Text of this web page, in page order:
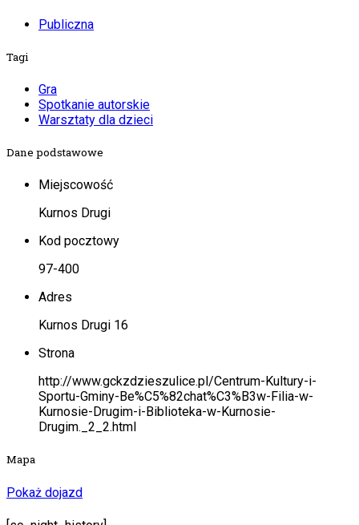
Publiczna
Tagi
Gra
Spotkanie autorskie
Warsztaty dla dzieci
Dane podstawowe
Miejscowość
Kurnos Drugi
Kod pocztowy
97-400
Adres
Kurnos Drugi 16
Strona
http://www.gckzdzieszulice.pl/Centrum-Kultury-i-
Sportu-Gminy-Be%C5%82chat%C3%B3w-Filia-w-
Kurnosie-Drugim-i-Biblioteka-w-Kurnosie-
Drugim._2_2.html
Mapa
Pokaż dojazd